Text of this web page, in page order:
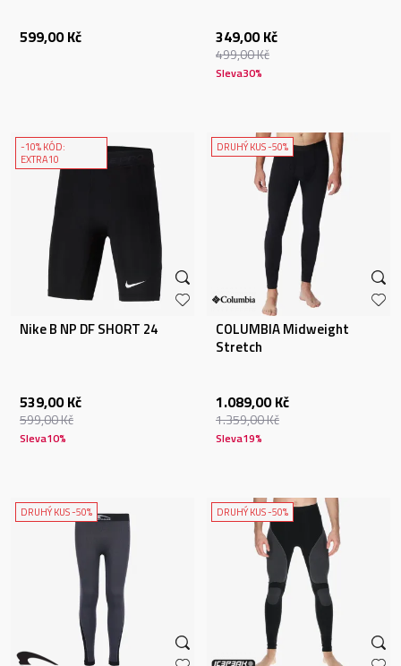
599,00 Kč 349,00 Kč
499,00Kč
Sleva30%
-10% KÓD:
EXTRA10
Nike B NP DF SHORT 24
539,00 Kč
599,00Kč
Sleva10%
DRUHÝ KUS -50%
COLUMBIA Midweight
Stretch
1.089,00 Kč
1.359,00Kč
Sleva19%
DRUHÝ KUS -50% DRUHÝ KUS -50%